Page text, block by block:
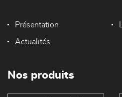
Présentation
Actualités
Nos produits